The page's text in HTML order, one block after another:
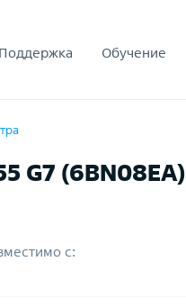
Поддержка Обучение
G7 (6BN08EA)
с: